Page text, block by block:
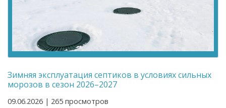
Зимняя эксплуатация септиков в условиях сильных
морозов в сезон 2026–2027
09.06.2026 | 265 просмотров